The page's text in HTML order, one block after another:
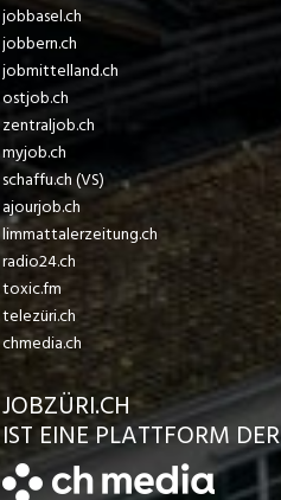
jobbasel.ch
jobbern.ch
jobmittelland.ch
ostjob.ch
zentraljob.ch
myjob.ch
schaffu.ch (VS)
ajourjob.ch
limmattalerzeitung.ch
radio24.ch
toxic.fm
telezüri.ch
chmedia.ch
JOBZÜRI.CH
IST EINE PLATTFORM DER